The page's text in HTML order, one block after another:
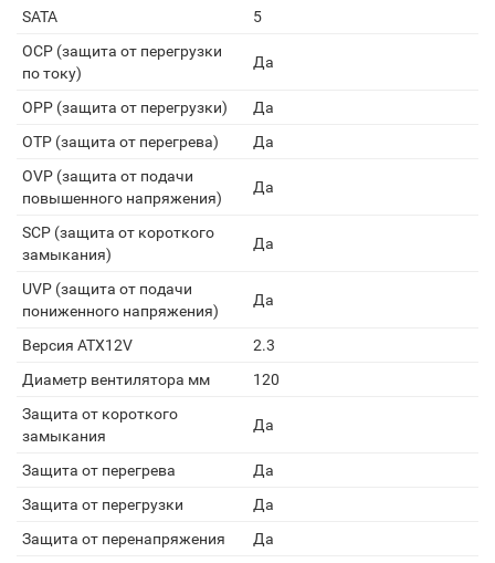
SATA
5
OCP (защита от перегрузки
по току)
Да
OPP (защита от перегрузки)
Да
OTP (защита от перегрева)
Да
OVP (защита от подачи
повышенного напряжения)
Да
SCP (защита от короткого
замыкания)
Да
UVP (защита от подачи
пониженного напряжения)
Да
Версия ATX12V
2.3
Диаметр вентилятора мм
120
Защита от короткого
замыкания
Да
Защита от перегрева
Да
Защита от перегрузки
Да
Защита от перенапряжения
Да